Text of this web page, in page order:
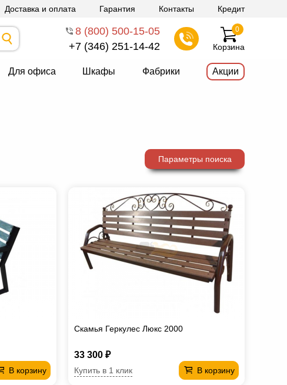
Доставка и оплата Гарантия Контакты Кредит
8 (800) 500-15-05
+7 (346) 251-14-42
Корзина
0
Для офиса Шкафы Фабрики Акции
Параметры поиска
В корзину
Скамья Геркулес Люкс 2000
33 300 ₽
В корзину
Купить в 1 клик